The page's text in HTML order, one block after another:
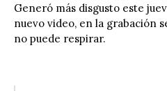
Generó más disgusto este
nuevo video, en la grabación
no puede respirar.